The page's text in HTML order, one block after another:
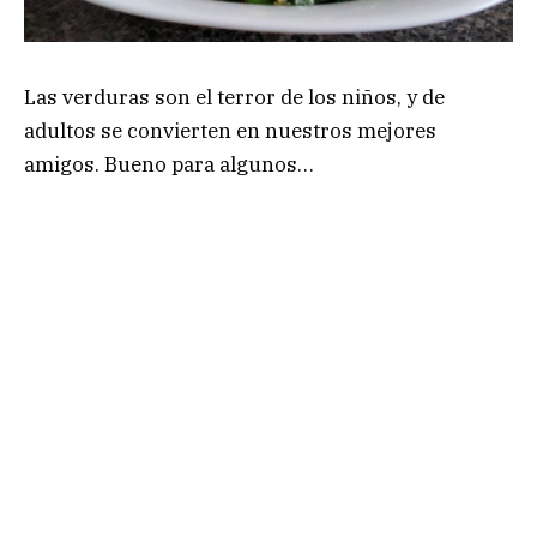
Las verduras son el terror de los niños, y de
adultos se convierten en nuestros mejores
amigos. Bueno para algunos…